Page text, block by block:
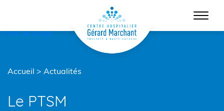
Pied de page
Accueil > Actualités
Le PTSM